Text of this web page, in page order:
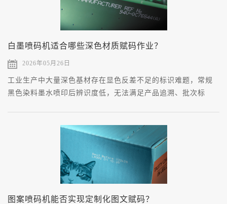
白墨喷码机适合哪些深色材质赋码作业？
2026年05月26日
工业生产中大量深色基材存在显色反差不足的标识难题，常规
黑色染料墨水喷印后辨识度低，无法满足产品追溯、批次标
图案喷码机能否实现定制化图文赋码？